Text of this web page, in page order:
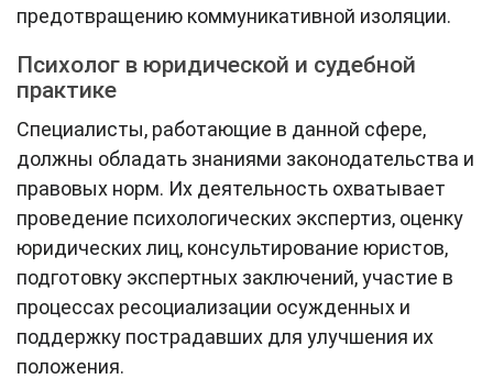
предотвращению коммуникативной изоляции.
Психолог в юридической и судебной
практике
Специалисты, работающие в данной сфере,
должны обладать знаниями законодательства и
правовых норм. Их деятельность охватывает
проведение психологических экспертиз, оценку
юридических лиц, консультирование юристов,
подготовку экспертных заключений, участие в
процессах ресоциализации осужденных и
поддержку пострадавших для улучшения их
положения.